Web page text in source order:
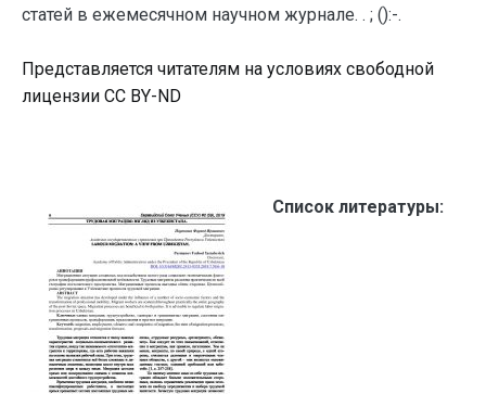
статей в ежемесячном научном журнале. . ; ():-.
Представляется читателям на условиях свободной
лицензии CC BY-ND
Список литературы: